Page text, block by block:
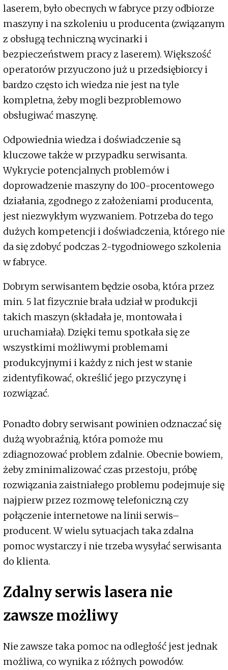
laserem, było obecnych w fabryce przy odbiorze
maszyny i na szkoleniu u producenta (związanym
z obsługą techniczną wycinarki i
bezpieczeństwem pracy z laserem). Większość
operatorów przyuczono już u przedsiębiorcy i
bardzo często ich wiedza nie jest na tyle
kompletna, żeby mogli bezproblemowo
obsługiwać maszynę.
Odpowiednia wiedza i doświadczenie są
kluczowe także w przypadku serwisanta.
Wykrycie potencjalnych problemów i
doprowadzenie maszyny do 100-procentowego
działania, zgodnego z założeniami producenta,
jest niezwykłym wyzwaniem. Potrzeba do tego
dużych kompetencji i doświadczenia, którego nie
da się zdobyć podczas 2-tygodniowego szkolenia
w fabryce.
Dobrym serwisantem będzie osoba, która przez
min. 5 lat fizycznie brała udział w produkcji
takich maszyn (składała je, montowała i
uruchamiała). Dzięki temu spotkała się ze
wszystkimi możliwymi problemami
produkcyjnymi i każdy z nich jest w stanie
zidentyfikować, określić jego przyczynę i
rozwiązać.
Ponadto dobry serwisant powinien odznaczać się
dużą wyobraźnią, która pomoże mu
zdiagnozować problem zdalnie. Obecnie bowiem,
żeby zminimalizować czas przestoju, próbę
rozwiązania zaistniałego problemu podejmuje się
najpierw przez rozmowę telefoniczną czy
połączenie internetowe na linii serwis–
producent. W wielu sytuacjach taka zdalna
pomoc wystarczy i nie trzeba wysyłać serwisanta
do klienta.
Zdalny serwis lasera nie
zawsze możliwy
Nie zawsze taka pomoc na odległość jest jednak
możliwa, co wynika z różnych powodów.